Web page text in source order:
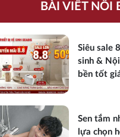
BÀI VIẾT NỔI
Siêu sale
sinh &
bền tốt
Sen tắm
lựa chọn